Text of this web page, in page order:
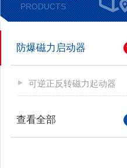
PRODUCTS
防爆磁力启动器
可逆正反转磁力起动器
查看全部